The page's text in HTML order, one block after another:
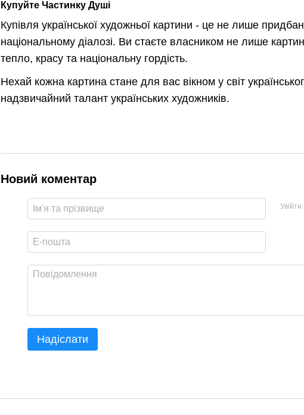
Купуйте Частинку Душі
Купівля української художньої картини - це не лише
національному діалозі. Ви стаєте власником не лише
тепло, красу та національну гордість.
Нехай кожна картина стане для вас вікном у світ
надзвичайний талант українських художників.
Новий коментар
Надіслати